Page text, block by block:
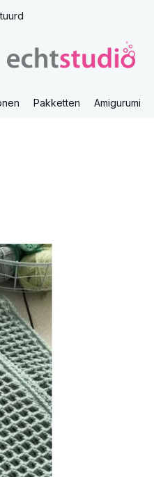
Pakketten Amigurumi